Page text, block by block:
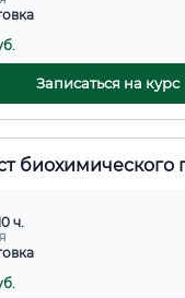
Записаться на курс
биохимического
ч.